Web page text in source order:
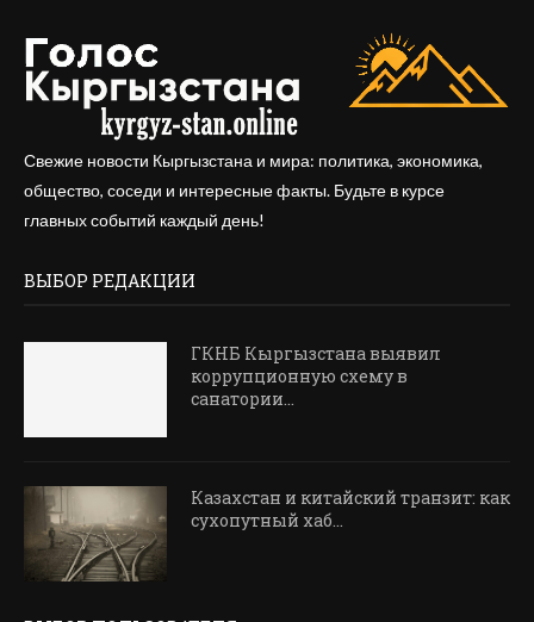
Свежие новости Кыргызстана и мира: политика, экономика,
общество, соседи и интересные факты. Будьте в курсе
главных событий каждый день!
ВЫБОР РЕДАКЦИИ
ГКНБ Кыргызстана выявил
коррупционную схему в
санатории...
Казахстан и китайский транзит: как
сухопутный хаб...